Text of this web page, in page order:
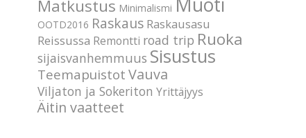
Matkustus Minimalismi
OOTD2016 Raskaus Raskausasu
Reissussa Remontti road trip Ruoka
sijaisvanhemmuus Sisustus
Teemapuistot Vauva
Viljaton ja Sokeriton Yrittäjyys
Äitin vaatteet